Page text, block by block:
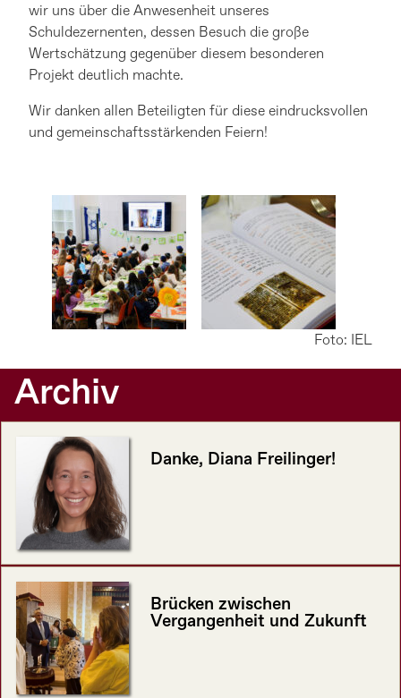
wir uns über die Anwesenheit unseres
Schuldezernenten, dessen Besuch die große
Wertschätzung gegenüber diesem besonderen
Projekt deutlich machte.
Wir danken allen Beteiligten für diese eindrucksvollen
und gemeinschaftsstärkenden Feiern!
Foto: IEL
Archiv
Danke, Diana Freilinger!
Brücken zwischen
Vergangenheit und Zukunft